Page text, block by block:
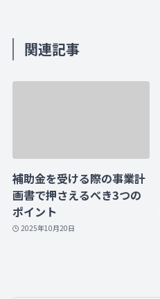
関連記事
補助金を受ける際の事業計
画書で押さえるべき3つの
ポイント
2025年10月20日